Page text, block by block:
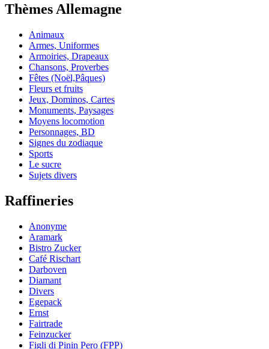
Thèmes Allemagne
Animaux
Armes, Uniformes
Armoiries, Drapeaux
Chansons, Proverbes
Fêtes (Noël,Pâques)
Fleurs et fruits
Jeux, Dominos, Cartes
Monuments, Paysages
Moyens locomotion
Personnages, BD
Signes du zodiaque
Sports
Le sucre
Sujets divers
Raffineries
Anonyme
Aramark
Bistro Zucker
Café Rischart
Darboven
Diamant
Divers
Egepack
Ernst
Fairtrade
Feinzucker
Figli di Pinin Pero (FPP)